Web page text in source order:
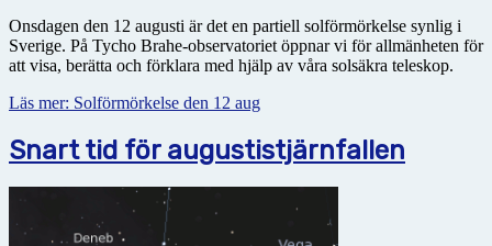
Onsdagen den 12 augusti är det en partiell solförmörkelse synlig i
Sverige. På Tycho Brahe-observatoriet öppnar vi för allmänheten för
att visa, berätta och förklara med hjälp av våra solsäkra teleskop.
Läs mer: Solförmörkelse den 12 aug
Snart tid för augustistjärnfallen